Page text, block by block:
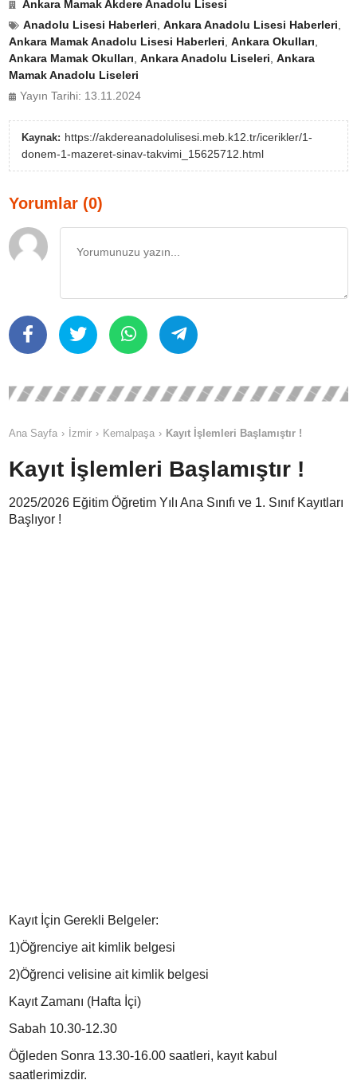
Ankara Mamak Akdere Anadolu Lisesi
Anadolu Lisesi Haberleri ,Ankara Anadolu Lisesi Haberleri
Ankara Mamak Anadolu Lisesi Haberleri ,Ankara Okulları
Ankara Mamak Okulları ,Ankara Anadolu Liseleri ,Ankara
Mamak Anadolu Liseleri
Yayın Tarihi: 13.11.2024
Kaynak: https://akdereanadolulisesi.meb.k12.tr/icerikler/1-
donem-1-mazeret-sinav-takvimi_15625712.html
Yorumlar (0)
Ana Sayfa İzmir Kemalpaşa Kayıt İşlemleri Başlamıştır !
Kayıt İşlemleri Başlamıştır !
2025/2026 Eğitim Öğretim Yılı Ana Sınıfı ve 1. Sınıf Kayıtları
Başlıyor !
Kayıt İçin Gerekli Belgeler:
1)Öğrenciye ait kimlik belgesi
2)Öğrenci velisine ait kimlik belgesi
Kayıt Zamanı (Hafta İçi)
Sabah 10.30-12.30
Öğleden Sonra 13.30-16.00 saatleri, kayıt kabul
saatlerimizdir.